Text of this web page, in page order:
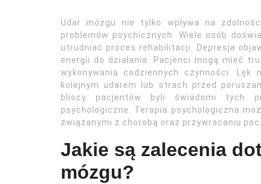
Udar mózgu nie tylko wpływa na
problemów psychicznych. Wiele osób
utrudniać proces rehabilitacji. Depresja
energii do działania. Pacjenci mogą mieć
wykonywania codziennych czynności.
kolejnym udarem lub strach przed
bliscy pacjentów byli świadomi tych
psychologiczne. Terapia psychologiczna
związanymi z chorobą oraz przywracaniu
Jakie są zalecenia
mózgu?